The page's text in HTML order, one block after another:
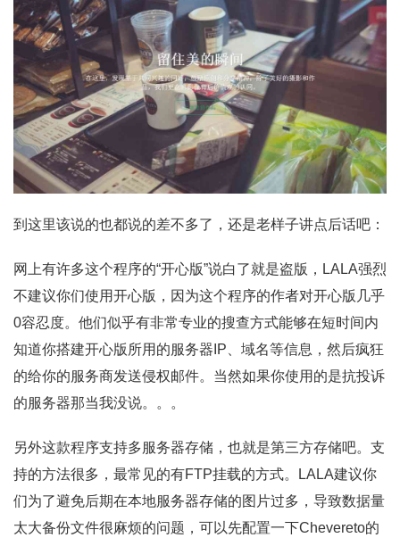
到这里该说的也都说的差不多了，还是老样子讲点后话吧：
网上有许多这个程序的“开心版”说白了就是盗版，LALA强烈
不建议你们使用开心版，因为这个程序的作者对开心版几乎
0容忍度。他们似乎有非常专业的搜查方式能够在短时间内
知道你搭建开心版所用的服务器IP、域名等信息，然后疯狂
的给你的服务商发送侵权邮件。当然如果你使用的是抗投诉
的服务器那当我没说。。。
另外这款程序支持多服务器存储，也就是第三方存储吧。支
持的方法很多，最常见的有FTP挂载的方式。LALA建议你
们为了避免后期在本地服务器存储的图片过多，导致数据量
太大备份文件很麻烦的问题，可以先配置一下Chevereto的